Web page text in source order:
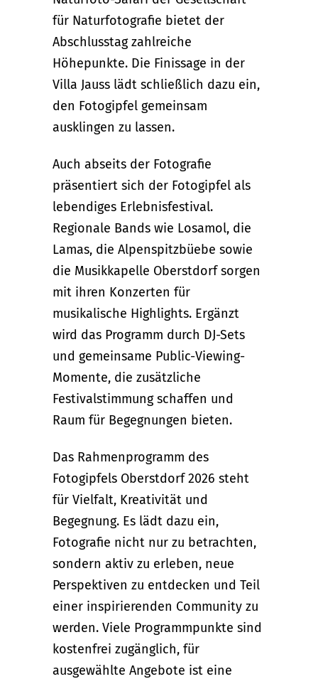
für Naturfotografie bietet der
Abschlusstag zahlreiche
Höhepunkte. Die Finissage in der
Villa Jauss lädt schließlich dazu ein,
den Fotogipfel gemeinsam
ausklingen zu lassen.
Auch abseits der Fotografie
präsentiert sich der Fotogipfel als
lebendiges Erlebnisfestival.
Regionale Bands wie Losamol, die
Lamas, die Alpenspitzbüebe sowie
die Musikkapelle Oberstdorf sorgen
mit ihren Konzerten für
musikalische Highlights. Ergänzt
wird das Programm durch DJ-Sets
und gemeinsame Public-Viewing-
Momente, die zusätzliche
Festivalstimmung schaffen und
Raum für Begegnungen bieten.
Das Rahmenprogramm des
Fotogipfels Oberstdorf 2026 steht
für Vielfalt, Kreativität und
Begegnung. Es lädt dazu ein,
Fotografie nicht nur zu betrachten,
sondern aktiv zu erleben, neue
Perspektiven zu entdecken und Teil
einer inspirierenden Community zu
werden. Viele Programmpunkte sind
kostenfrei zugänglich, für
ausgewählte Angebote ist eine